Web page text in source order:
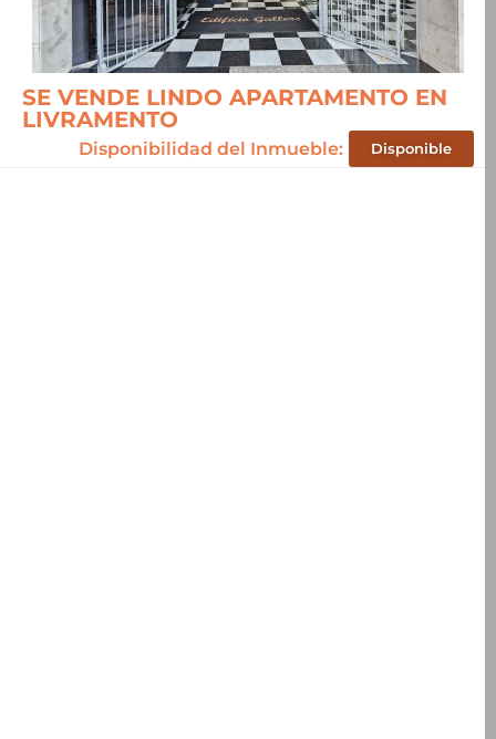
SE VENDE LINDO APARTAMENTO EN
LIVRAMENTO
Disponibilidad del Inmueble: Disponible